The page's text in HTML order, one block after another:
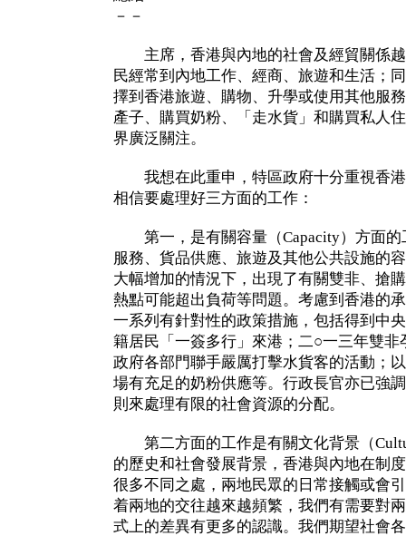
－－
主席，香港與內地的社會及經貿關係越
民經常到內地工作、經商、旅遊和生活；
擇到香港旅遊、購物、升學或使用其他服
產子、購買奶粉、「走水貨」和購買私人
界廣泛關注。
我想在此重申，特區政府十分重視香港
相信要處理好三方面的工作：
第一，是有關容量（Capacity）方面的
服務、貨品供應、旅遊及其他公共設施的
大幅增加的情況下，出現了有關雙非、搶
熱點可能超出負荷等問題。考慮到香港的
一系列有針對性的政策措施，包括得到中
籍居民「一簽多行」來港；二○一三年雙
政府各部門聯手嚴厲打擊水貨客的活動；
場有充足的奶粉供應等。行政長官亦已強
則來處理有限的社會資源的分配。
第二方面的工作是有關文化背景（
的歷史和社會發展背景，香港與內地在制
很多不同之處，兩地民眾的日常接觸或會
着兩地的交往越來越頻繁，我們有需要對
式上的差異有更多的認識。我們期望社會